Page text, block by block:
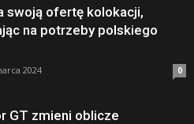
swoją ofertę kolokacji,
na potrzeby polskiego
2024 0
GT zmieni oblicze